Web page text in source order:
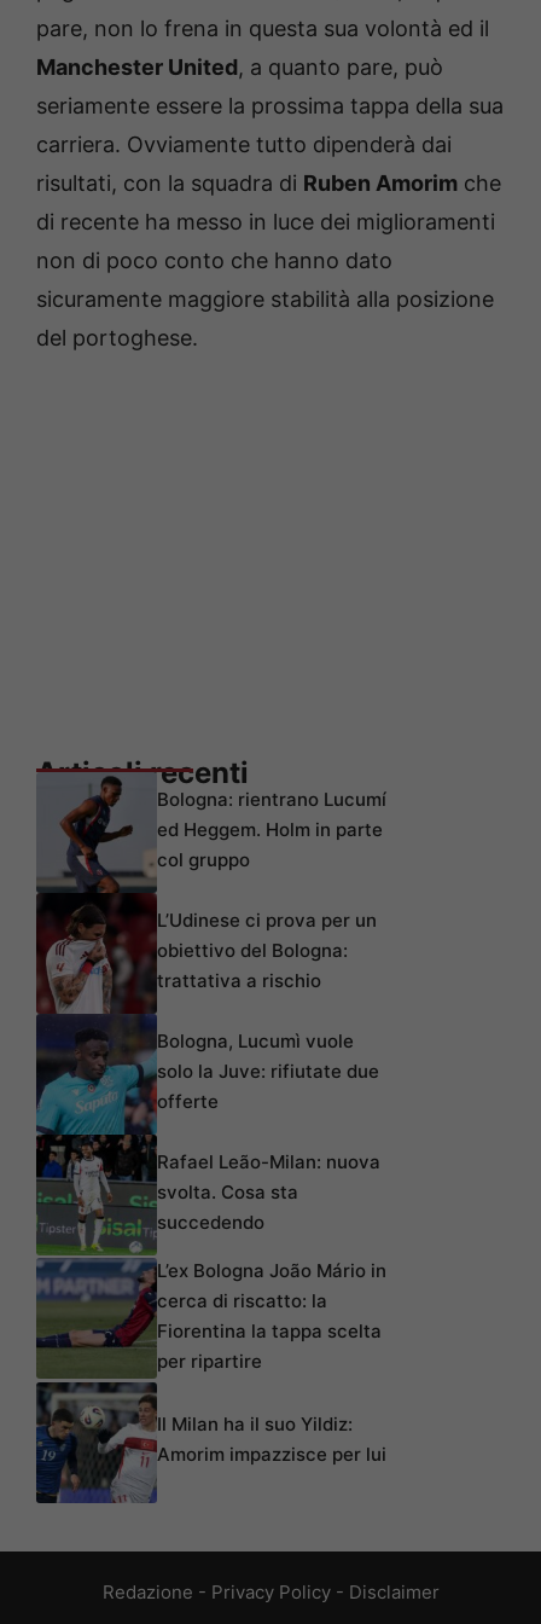
pare, non lo frena in questa sua volontà ed il
Manchester United, a quanto pare, può
seriamente essere la prossima tappa della sua
carriera. Ovviamente tutto dipenderà dai
risultati, con la squadra di Ruben Amorim che
di recente ha messo in luce dei miglioramenti
non di poco conto che hanno dato
sicuramente maggiore stabilità alla posizione
del portoghese.
Articoli recenti
Bologna: rientrano Lucumí
ed Heggem. Holm in parte
col gruppo
L’Udinese ci prova per un
obiettivo del Bologna:
trattativa a rischio
Bologna, Lucumì vuole
solo la Juve: rifiutate due
offerte
Rafael Leão-Milan: nuova
svolta. Cosa sta
succedendo
L’ex Bologna João Mário in
cerca di riscatto: la
Fiorentina la tappa scelta
per ripartire
Il Milan ha il suo Yildiz:
Amorim impazzisce per lui
Redazione - Privacy Policy- Disclaimer